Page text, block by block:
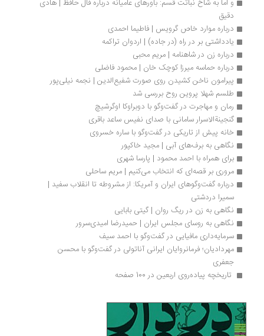
درباره موارد خاص گرویس | فاطیما احمدی
یادداشتی بر در راه (در جاده) | اردوان تراکمه
درباره زن در شاهنامه | مریم محبی
درباره حماسه میرزا کوچک خان | محمود فاضلی
پیرامون ناخن کشیدن روی صورت شفیع‌الدین | نجمه نیلی‌پور
طلسم شهلا پروين روح بررسی شد
رمان و مهاجرت در گفت‌وگو با دوبراوکا اوگرشیچ
گنجینةالاسرار سامانی با صدای نفیس ساعد باقری
خانه پیش از تاریکی در گفت‌وگو با ساره خسروی
نگاهی به برف‌های آبی | مجید خاکپور
برای همراه با احمد محمود | پارسا شهری
مروری بر قصه‌ای که انتخاب می‌کنیم | مریم ساحلی
درباره گفت‌وگوهای ایران و آمریکا: از مشروطه تا انقلاب سفید |
سمیرا دردشتی
نگاهی به زن در ریگ روان | گیتی بابایی
نگاهی به روسای مجلس ایران | حمیدرضا امیدی‌سرور
سرمایه‌داری مافیایی در گفت‌و‌گو با احمد سیف
مهردادیان؛ فرمانروایان ایرانی آناتولی در گفت‌وگو با محسن
تاریخچه پیاده‌روی اربعین در 100 صفحه